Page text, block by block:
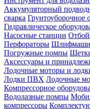
Аккумуляторный
сварка Грунтоуборочное
Гидравлическое
Насосные станции
Перфораторы
Погружные помпы
Аксессуары и
Лодочные моторы и
Лодки ПВХ Лодочные
Компрессорное
Водолазные помпы
компрессоры